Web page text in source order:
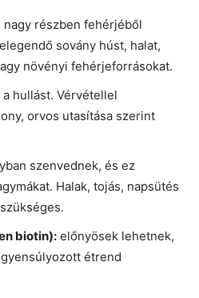
nagy részben fehérjéből
sovány húst, halat,
növényi fehérjeforrásokat.
hullást. Vérvétellel
orvos utasítása szerint
szenvednek, és ez
Halak, tojás, napsütés
biotin): előnyösek lehetnek,
étrend